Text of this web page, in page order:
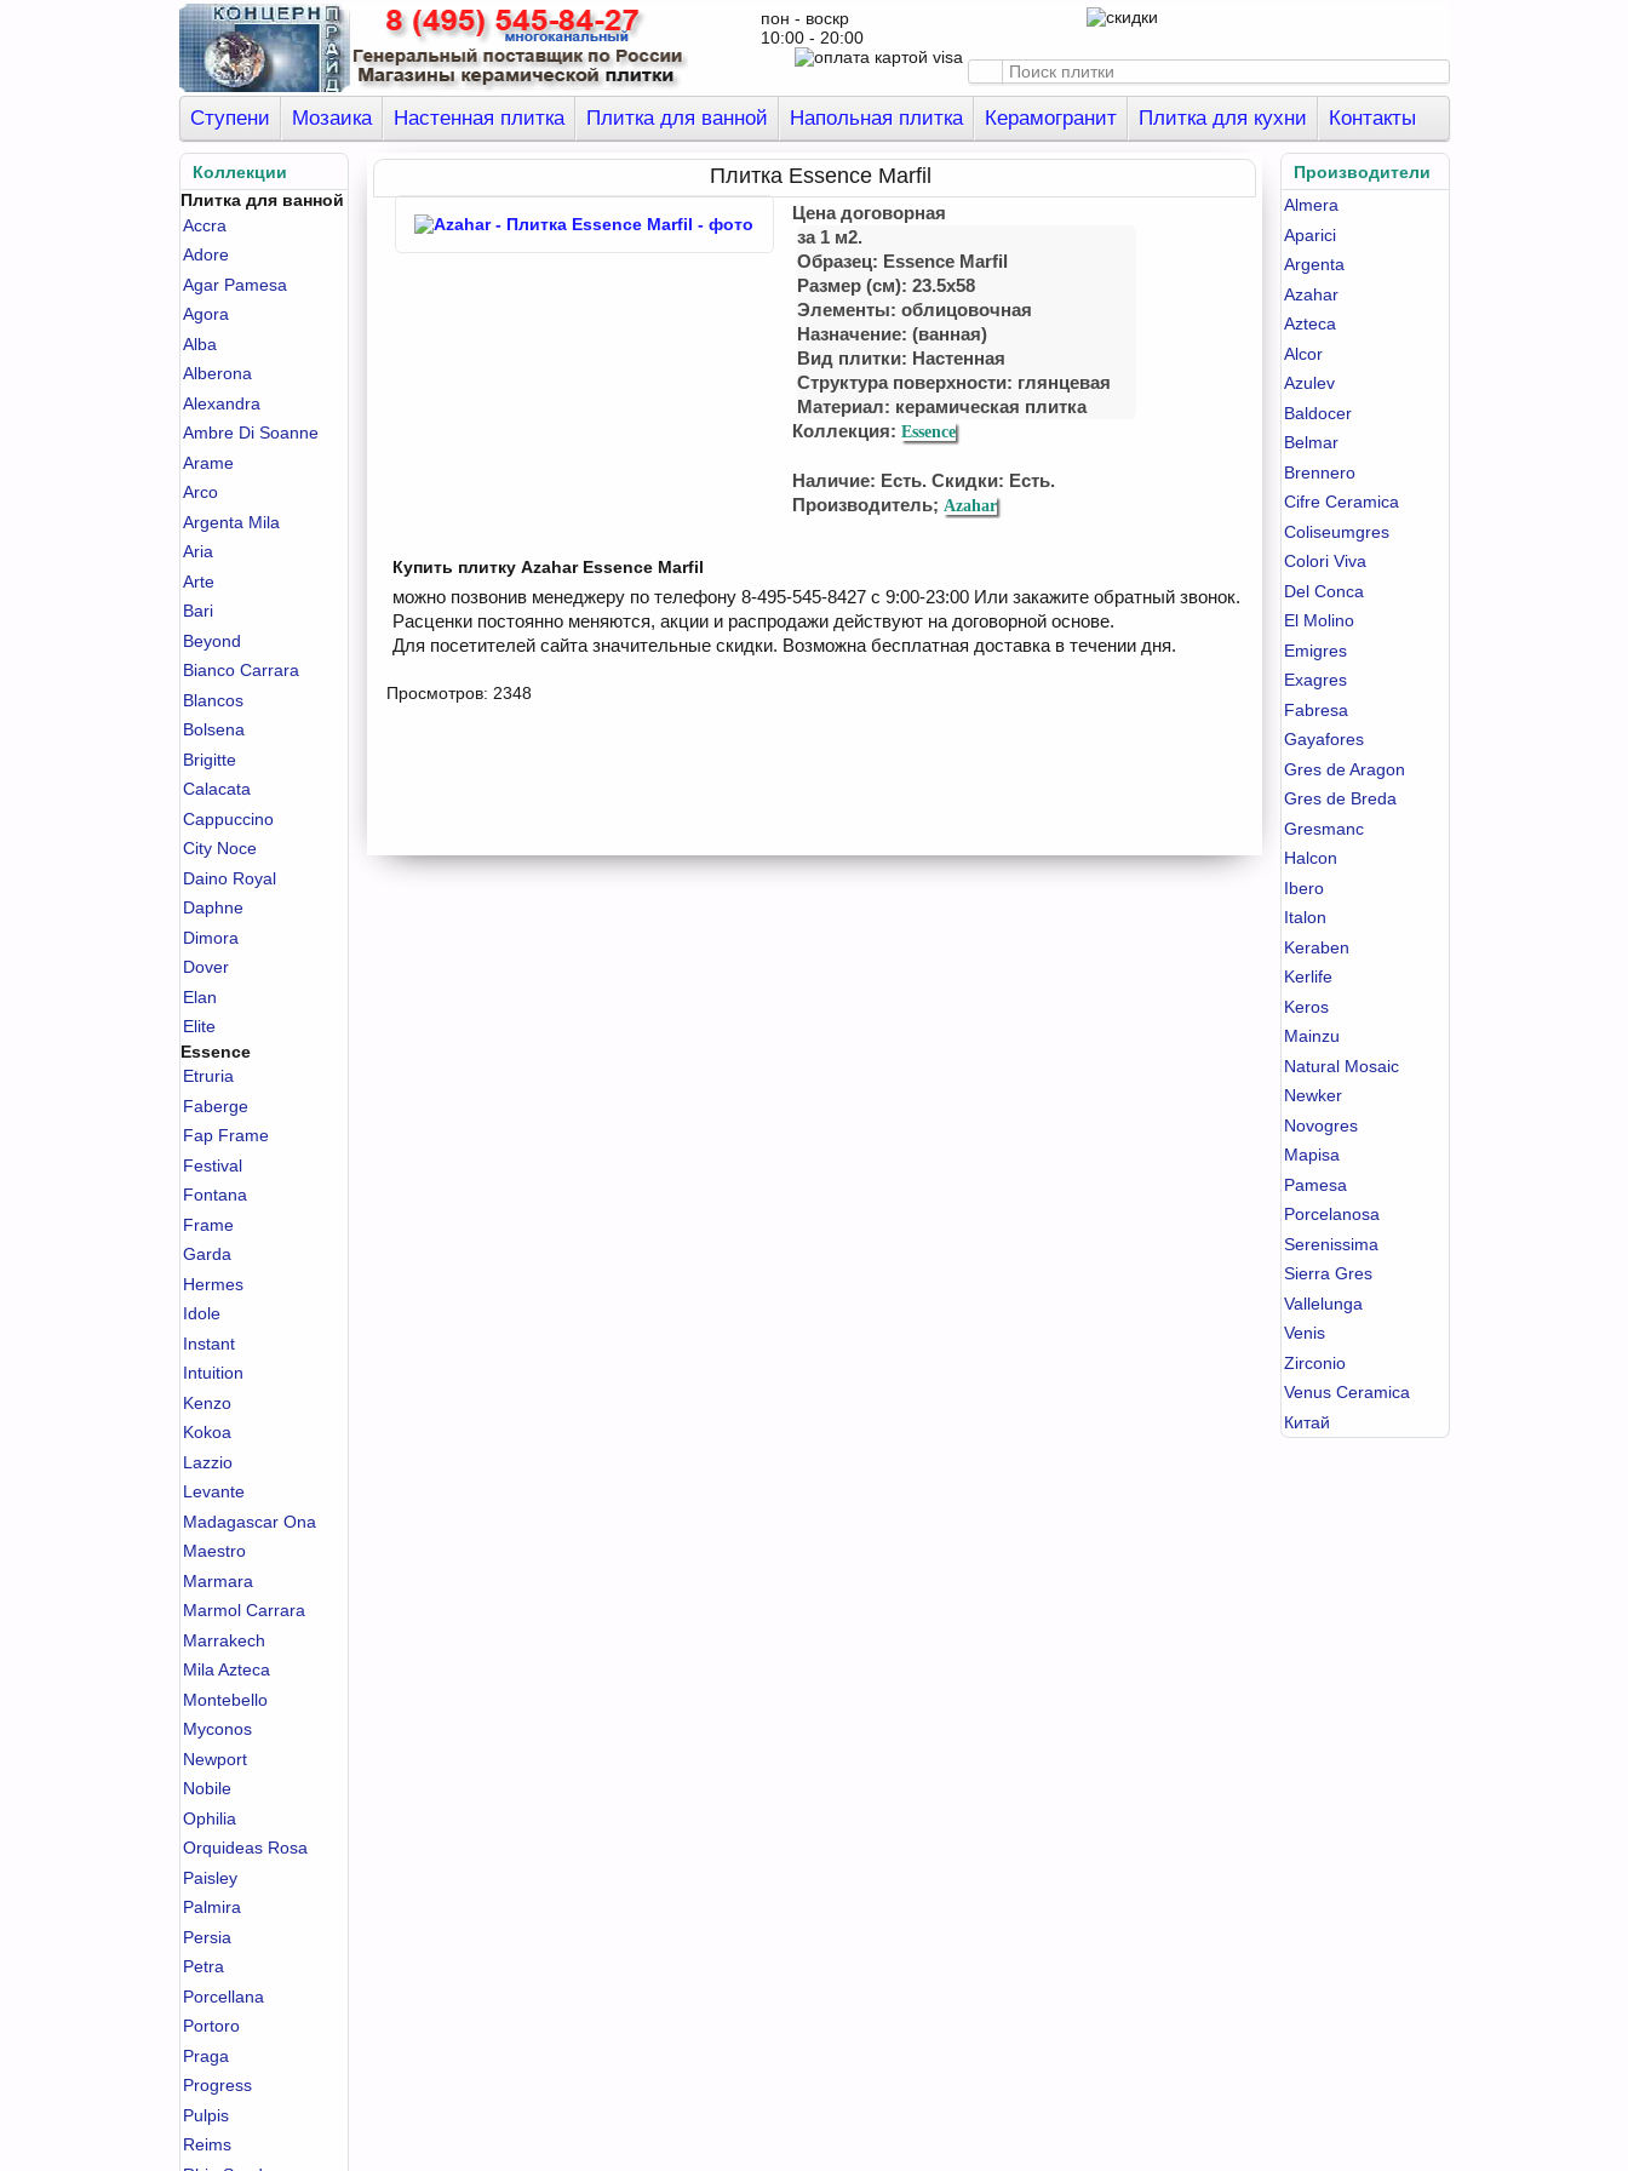
пон - воскр
10:00 - 20:00
Ступени Мозаика Настенная плитка Плитка для ванной Напольная плитка Керамогранит Плитка для кухни Контакты
Коллекции
Плитка для ванной
Accra
Adore
Agar Pamesa
Agora
Alba
Alberona
Alexandra
Ambre Di Soanne
Arame
Arco
Argenta Mila
Aria
Arte
Bari
Beyond
Bianco Carrara
Blancos
Bolsena
Brigitte
Calacata
Cappuccino
City Noce
Daino Royal
Daphne
Dimora
Dover
Elan
Elite
Essence
Etruria
Faberge
Fap Frame
Festival
Fontana
Frame
Garda
Hermes
Idole
Instant
Intuition
Kenzo
Kokoa
Lazzio
Levante
Madagascar Ona
Maestro
Marmara
Marmol Carrara
Marrakech
Mila Azteca
Montebello
Myconos
Newport
Nobile
Ophilia
Orquideas Rosa
Paisley
Palmira
Persia
Petra
Porcellana
Portoro
Praga
Progress
Pulpis
Reims
Производители
Almera
Aparici
Argenta
Azahar
Azteca
Alcor
Azulev
Baldocer
Belmar
Brennero
Cifre Ceramica
Coliseumgres
Colori Viva
Del Conca
El Molino
Emigres
Exagres
Fabresa
Gayafores
Gres de Aragon
Gres de Breda
Gresmanc
Halcon
Ibero
Italon
Keraben
Kerlife
Keros
Mainzu
Natural Mosaic
Newker
Novogres
Mapisa
Pamesa
Porcelanosa
Serenissima
Sierra Gres
Vallelunga
Venis
Zirconio
Venus Ceramica
Китай
Плитка Essence Marfil
Цена договорная
за 1 м2.
Образец: Essence Marfil
Размер (см): 23.5x58
Элементы: облицовочная
Назначение: (ванная)
Вид плитки: Настенная
Структура поверхности: глянцевая
Материал: керамическая плитка
Коллекция:Essence
Наличие: Есть. Скидки: Есть.
Производитель; Azahar
Купить плитку Azahar Essence Marfil
можно позвонив менеджеру по телефону 8-495-545-8427 с 9:00-23:00 Или закажите обратный звонок.
Расценки постоянно меняются, акции и распродажи действуют на договорной основе.
Для посетителей сайта значительные скидки. Возможна бесплатная доставка в течении дня.
Просмотров: 2348